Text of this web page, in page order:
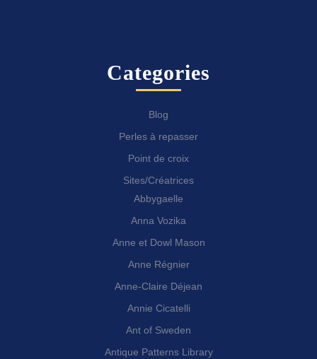
Categories
Blog
Perles à repasser
Point de croix
Sites/Créatrices
Abbygaelle
Anna Vozika
Anne et Dowl Mason
Anne Régnier
Anne-Claire Déjean
Annie Cicatelli
Ant of Sweden
Antique Patterns Library